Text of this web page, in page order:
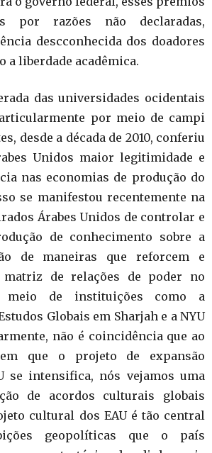
por razões não declaradas,
descconhecida dos doadores
a liberdade acadêmica.
das universidades ocidentais
por meio de campi
desde a década de 2010, conferiu
Unidos maior legitimidade e
nas economias de produção do
se manifestou recentemente na
Árabes Unidos de controlar e
de conhecimento sobre a
de maneiras que reforcem e
matriz de relações de poder no
meio de instituições como a
Globais em Sharjah e a NYU
não é coincidência que ao
que o projeto de expansão
se intensifica, nós vejamos uma
de acordos culturais globais
cultural dos EAU é tão central
geopolíticas que o país